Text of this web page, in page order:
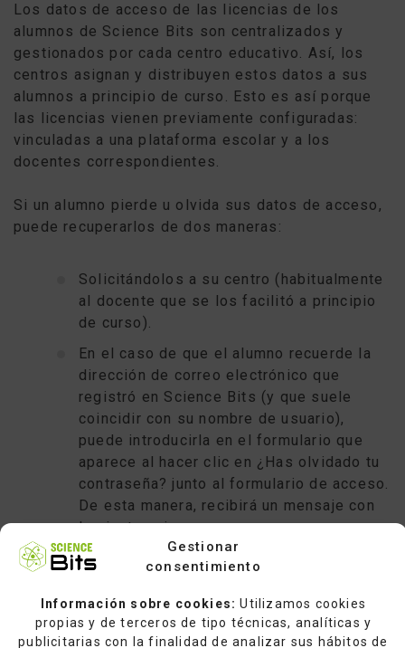
Gestionar
consentimiento
Información sobre cookies: Utilizamos cookies
propias y de terceros de tipo técnicas, analíticas y
publicitarias con la finalidad de analizar sus hábitos de
Los datos de acceso de las licencias de los
alumnos de Science Bits son centralizados y
gestionados por cada centro educativo. Así, los
centros asignan y distribuyen estos datos a sus
alumnos a principio de curso. Esto es así porque
las licencias vienen previamente configuradas:
vinculadas a una plataforma escolar y a los
docentes correspondientes.
Si un alumno pierde u olvida sus datos de acceso,
puede recuperarlos de dos maneras:
Solicitándolos a su centro (habitualmente
al docente que se los facilitó a principio
de curso).
En el caso de que el alumno recuerde la
dirección de correo electrónico que
registró en Science Bits (y que suele
coincidir con su nombre de usuario),
puede introducirla en el formulario que
aparece al hacer clic en ¿Has olvidado tu
contraseña? junto al formulario de acceso.
De esta manera, recibirá un mensaje con
las instrucciones para recuperar su
contraseña.
Por motivos de seguridad, ante la imposibilidad de
verificar la identidad del solicitante, Science Bits